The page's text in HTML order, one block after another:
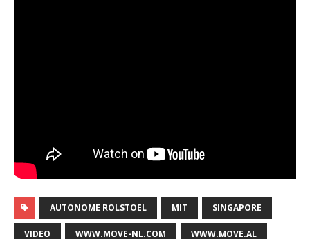
AUTONOME ROLSTOEL MIT SINGAPORE
VIDEO WWW.MOVE-NL.COM WWW.MOVE.AL